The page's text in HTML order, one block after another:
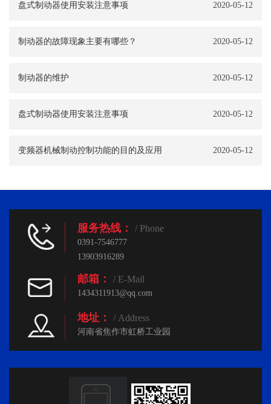
盘式制动器使用安装注意事项 2020-05-12
制动器的故障现象主要有哪些？ 2020-05-12
制动器的维护 2020-05-12
盘式制动器使用安装注意事项 2020-05-12
变频器机械制动控制功能的目的及应用 2020-05-12
服务热线： / Phone
0391-7546777
13903916289
邮箱： / E-Mail
1434311913@qq.com
地址： / Address
河南省焦作市虹桥工业园